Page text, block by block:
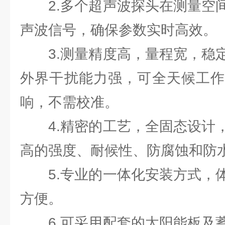
2.多个超声波探头在测量空
声波信号，确保参数实时高效。
3.测量精度高，量程宽，稳
外界干扰能力强，可全天候工
响，不需校准。
4.精密的工艺，全固态设计
高的强度、耐候性、防腐蚀和防
5.专业的一体化安装方式，
方便。